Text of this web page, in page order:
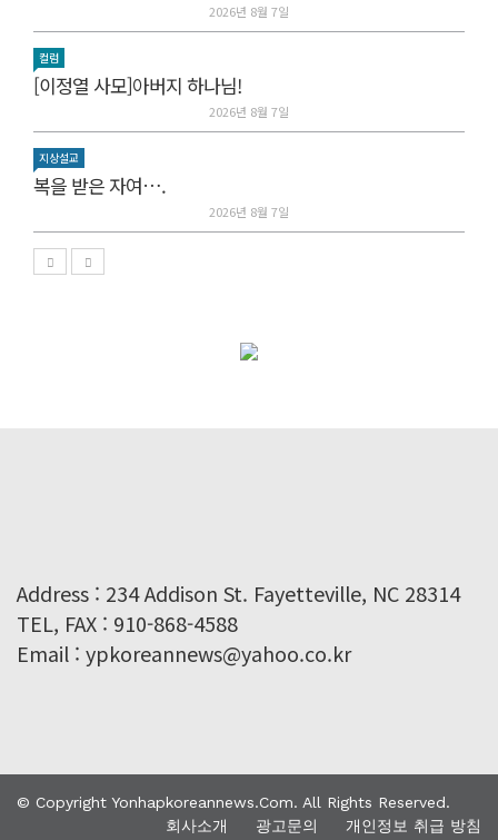
2026년 8월 7일
컬럼
[이정열 사모]아버지 하나님!
2026년 8월 7일
지상설교
복을 받은 자여….
2026년 8월 7일
Address : 234 Addison St. Fayetteville, NC 28314
TEL, FAX : 910-868-4588
Email : ypkoreannews@yahoo.co.kr
© Copyright Yonhapkoreannews.com. All Rights Reserved.
회사소개
광고문의 개인정보 취급 방침